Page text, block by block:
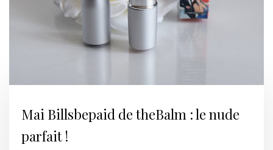
Mai Billsbepaid de theBalm : le nude
parfait !